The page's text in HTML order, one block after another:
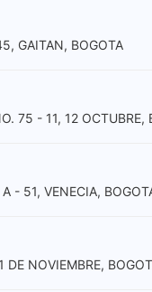
GAITAN, BOGOTA
75 - 11, 12 OCTUBRE,
- 51, VENECIA,
NOVIEMBRE,